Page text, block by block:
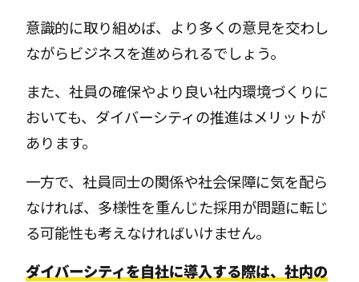
意識的に取り組めば、より多くの意見を交わし
ながらビジネスを進められるでしょう。
また、社員の確保やより良い社内環境づくりに
おいても、ダイバーシティの推進はメリットが
あります。
一方で、社員同士の関係や社会保障に気を配ら
なければ、多様性を重んじた採用が問題に転じ
る可能性も考えなければいけません。
ダイバーシティを自社に導入する際は、社内の